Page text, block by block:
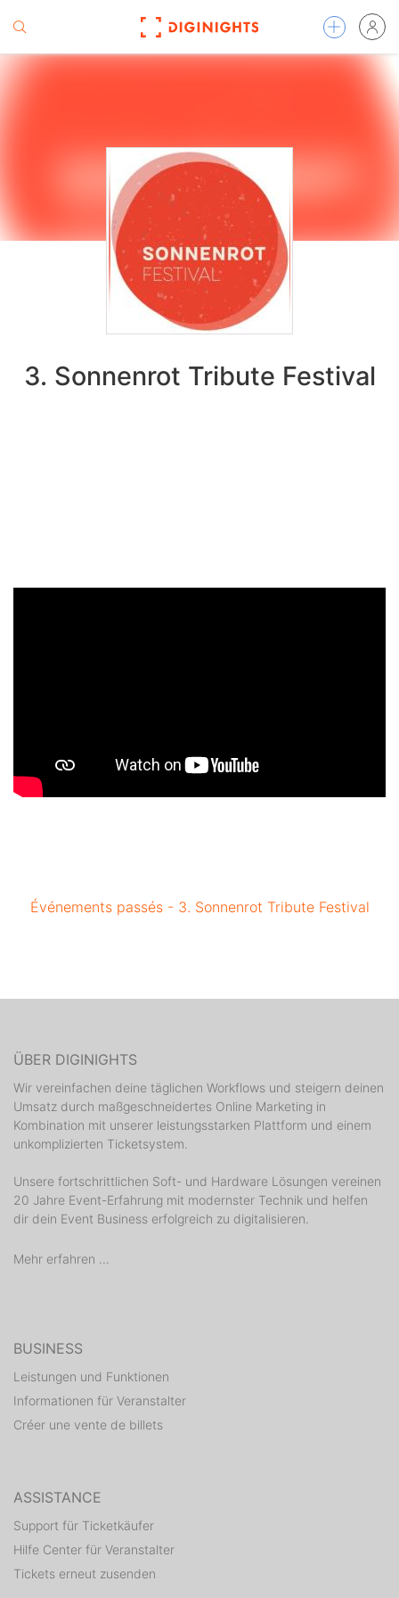
3. Sonnenrot Tribute Festival
Événements passés - 3. Sonnenrot Tribute Festival
ÜBER DIGINIGHTS
Wir vereinfachen deine täglichen Workflows und steigern deinen
Umsatz durch maßgeschneidertes Online Marketing in
Kombination mit unserer leistungsstarken Plattform und einem
unkomplizierten Ticketsystem.
Unsere fortschrittlichen Soft- und Hardware Lösungen vereinen
20 Jahre Event-Erfahrung mit modernster Technik und helfen
dir dein Event Business erfolgreich zu digitalisieren.
Mehr erfahren ...
BUSINESS
Leistungen und Funktionen
Informationen für Veranstalter
Créer une vente de billets
ASSISTANCE
Support für Ticketkäufer
Hilfe Center für Veranstalter
Tickets erneut zusenden